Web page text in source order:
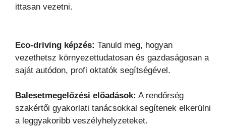
ittasan vezetni.
Eco-driving képzés: Tanuld meg, hogyan
vezethetsz környezettudatosan és gazdaságosan a
saját autódon, profi oktatók segítségével.
Balesetmegelőzési előadások: A rendőrség
szakértői gyakorlati tanácsokkal segítenek elkerülni
a leggyakoribb veszélyhelyzeteket.